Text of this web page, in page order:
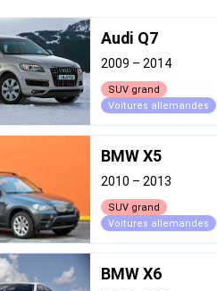
Audi Q7
2009 – 2014
SUV grand
Voitures allemandes
BMW X5
2010 – 2013
SUV grand
Voitures allemandes
BMW X6